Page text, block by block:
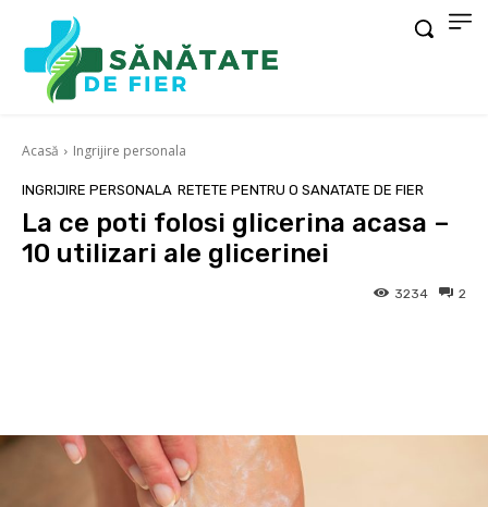
Acasă Ingrijire personala
INGRIJIRE PERSONALA RETETE PENTRU O SANATATE DE FIER
La ce poti folosi glicerina acasa –
10 utilizari ale glicerinei
2
3234